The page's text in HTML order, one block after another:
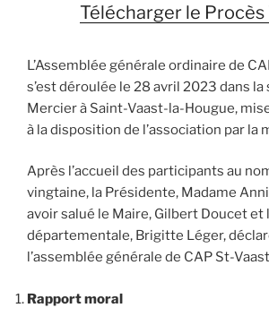
Télécharger le Procès
L’Assemblée générale ordinaire de
s’est déroulée le 28 avril 2023 dans la
Mercier à Saint-Vaast-la-Hougue,
à la disposition de l’association par la
Après l’accueil des participants au
vingtaine, la Présidente, Madame
avoir salué le Maire, Gilbert Doucet et
départementale, Brigitte Léger,
l’assemblée générale de CAP St-
Rapport moral